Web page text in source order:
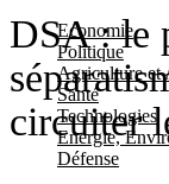
Economie
Politique
Agriculture et
Santé
Technologies
Energie,
Défense
DSA : le
circuiter